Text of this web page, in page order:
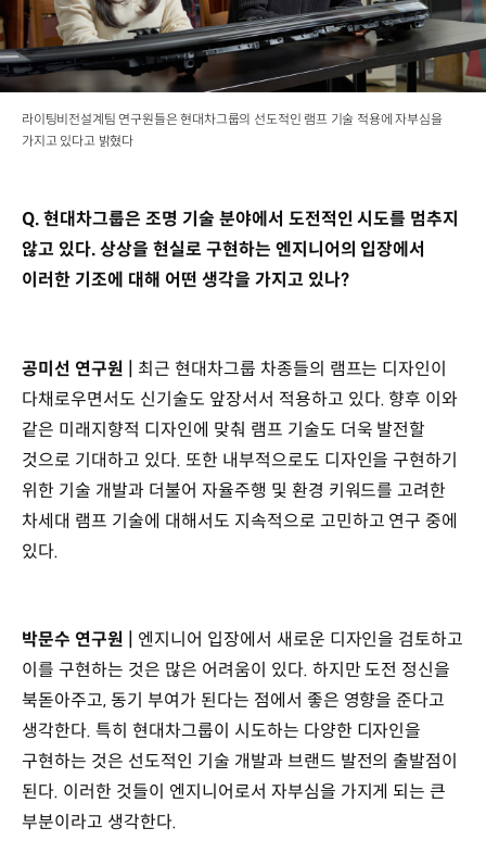
라이팅비전설계팀 연구원들은 현대차그룹의 선도적인 램프 기술 적용에 자부심을
가지고 있다고 밝혔다
Q. 현대차그룹은 조명 기술 분야에서 도전적인 시도를 멈추지
않고 있다. 상상을 현실로 구현하는 엔지니어의 입장에서
이러한 기조에 대해 어떤 생각을 가지고 있나?
공미선 연구원 | 최근 현대차그룹 차종들의 램프는 디자인이
다채로우면서도 신기술도 앞장서서 적용하고 있다. 향후 이와
같은 미래지향적 디자인에 맞춰 램프 기술도 더욱 발전할
것으로 기대하고 있다. 또한 내부적으로도 디자인을 구현하기
위한 기술 개발과 더불어 자율주행 및 환경 키워드를 고려한
차세대 램프 기술에 대해서도 지속적으로 고민하고 연구 중에
있다.
박문수 연구원 |
엔지니어 입장에서 새로운 디자인을 검토하고
이를 구현하는 것은 많은 어려움이 있다. 하지만 도전 정신을
북돋아주고, 동기 부여가 된다는 점에서 좋은 영향을 준다고
생각한다. 특히 현대차그룹이 시도하는 다양한 디자인을
구현하는 것은 선도적인 기술 개발과 브랜드 발전의 출발점이
된다. 이러한 것들이 엔지니어로서 자부심을 가지게 되는 큰
부분이라고 생각한다.